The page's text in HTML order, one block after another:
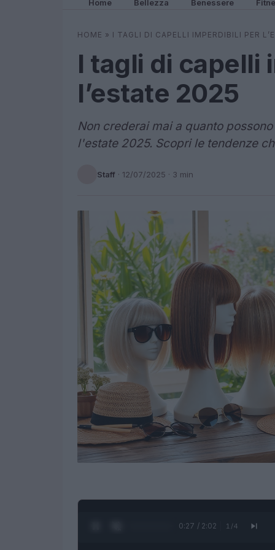
Home Bellezza Benessere
HOME » I TAGLI DI CAPELLI IMPERDIBILI PER
I tagli di capelli
l’estate 2025
Non crederai mai a quanto
l'estate 2025. Scopri le tendenze
Staff · 12/07/2025 · 3 min
0:28 / 2:02 1 /4